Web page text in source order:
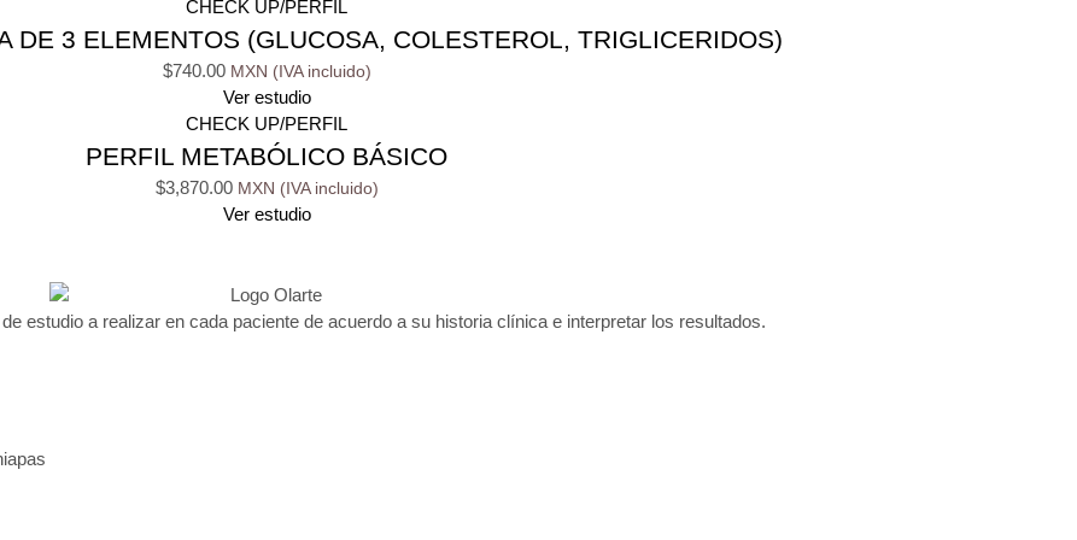
CHECK UP/PERFIL
DE 3 ELEMENTOS (GLUCOSA, COLESTEROL, TRIGLICERIDOS)
$740.00
Ver estudio
CHECK UP/PERFIL
PERFIL METABÓLICO BÁSICO
$3,870.00
Ver estudio
estudio a realizar en cada paciente de acuerdo a su historia clínica e interpretar los resultados.